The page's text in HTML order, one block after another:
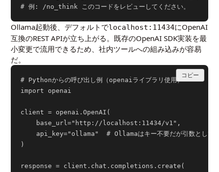
Ollama起動後、デフォルトでlocalhost:11434にOpenAI
互換のREST APIが立ち上がる。既存のOpenAI SDK実装を最
小変更で流用できるため、社内ツールへの組み込みが容易
だ。
# Pythonからの呼び出し例（openaiライブラリ使用）
import openai
client = openai.OpenAI(
    base_url="http://localhost:11434/v1",
api_key="ollama"  # Ollamaはキー不要だが引数として
)
response = client.chat.completions.create(
コピー